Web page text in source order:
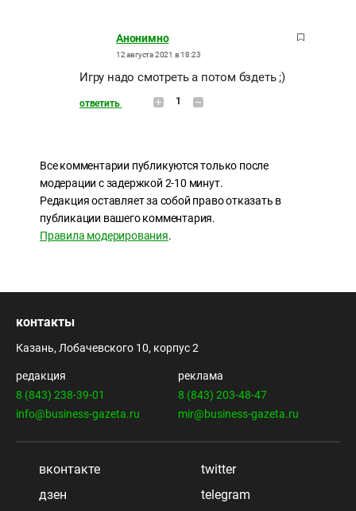
Анонимно
12 августа 2021 в 18:23
Игру надо смотреть а потом бздеть ;)
ответить 1
Все комментарии публикуются только после
модерации с задержкой 2-10 минут.
Редакция оставляет за собой право отказать в
публикации вашего комментария.
Правила модерирования.
контакты
Казань, Лобачевского 10, корпус 2
редакция
8 (843) 238-39-01
info@business-gazeta.ru
реклама
8 (843) 203-48-47
mir@business-gazeta.ru
вконтакте
twitter
дзен
telegram